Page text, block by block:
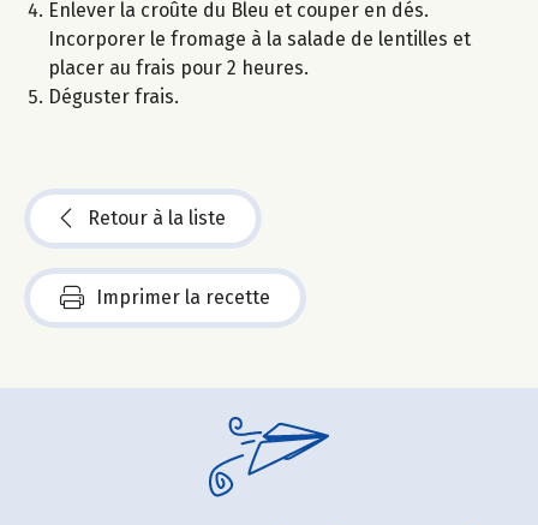
Enlever la croûte du Bleu et couper en dés.
Incorporer le fromage à la salade de lentilles et
placer au frais pour 2 heures.
Déguster frais.
Retour à la liste
Imprimer la recette